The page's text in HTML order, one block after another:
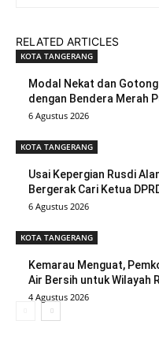
RELATED ARTICLES
KOTA TANGERANG
Modal Nekat dan
dengan Bendera Merah
6 Agustus 2026
KOTA TANGERANG
Usai Kepergian Rusdi
Bergerak Cari Ketua
6 Agustus 2026
KOTA TANGERANG
Kemarau Menguat,
Air Bersih untuk Wilayah
4 Agustus 2026